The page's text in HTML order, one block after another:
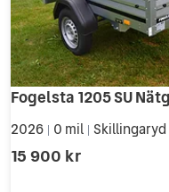
2026 0 mil Skillingaryd
15 900 kr